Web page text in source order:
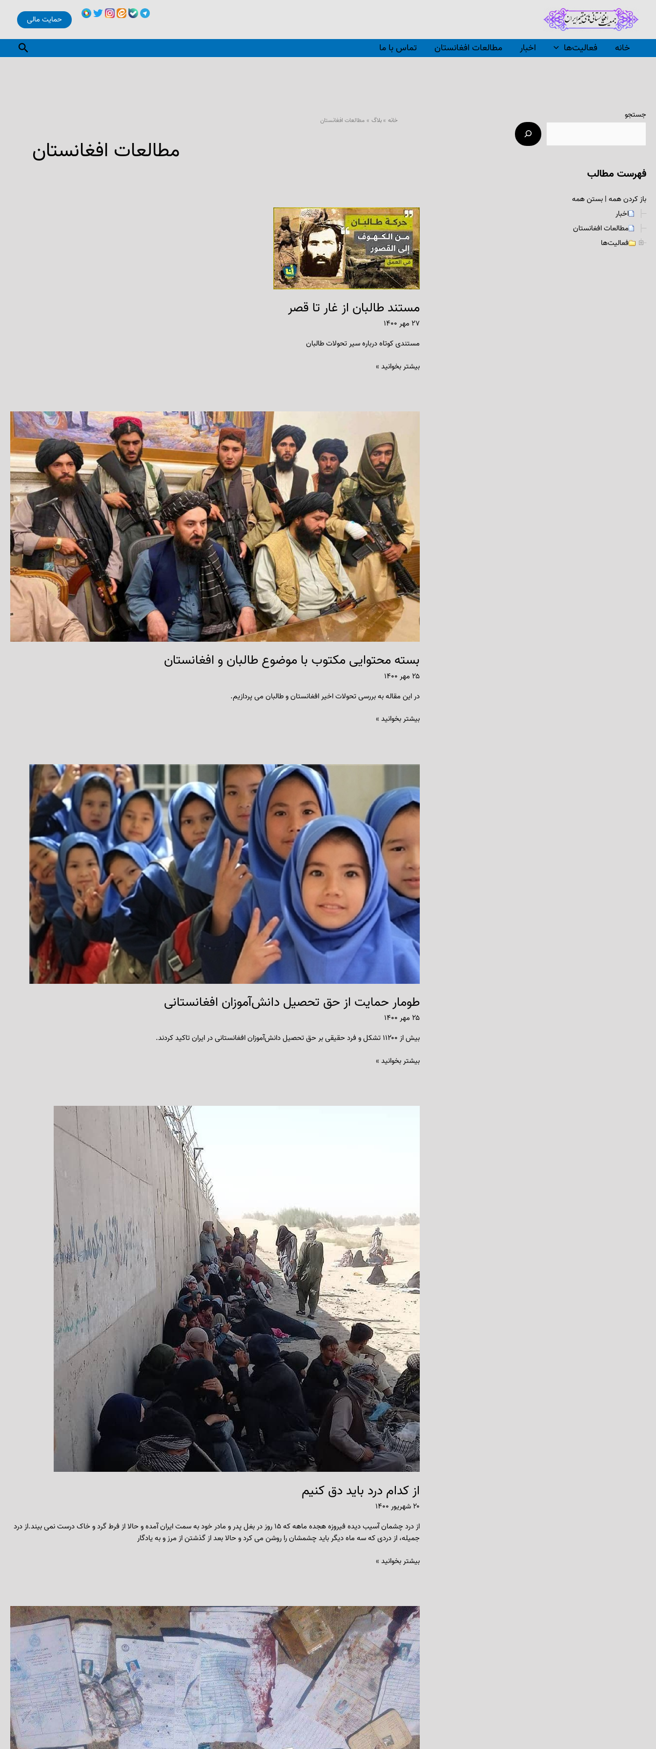
حمایت مالی
خانه فعالیت‌ها اخبار مطالعات افغانستان تماس با ما
جستجو
فهرست مطالب
باز کردن همه | بستن همه
اخبار
مطالعات افغانستان
فعالیت‌ها
خانه بلاگ مطالعات افغانستان
مطالعات افغانستان
مستند طالبان از غار تا قصر
۲۷ مهر ۱۴۰۰
مستندی کوتاه درباره سیر تحولات طالبان
مستند
طالبان
از
غار
تا
قصر
بیشتر بخوانید »
بسته محتوایی مکتوب با موضوع طالبان و افغانستان
۲۵ مهر ۱۴۰۰
در این مقاله به بررسی تحولات اخیر افغانستان و طالبان می پردازیم.
موضوع
طالبان
افغانستان
بیشتر بخوانید »
طومار حمایت از حق تحصیل دانش‌آموزان افغانستانی
۲۵ مهر ۱۴۰۰
بیش از ۱۱۲۰۰ تشکل و فرد حقیقی بر حق تحصیل دانش‌آموزان افغانستانی در ایران تاکید کردند.
از
حق
تحصیل
دانش‌آموزان
افغانستانی
بیشتر بخوانید »
از کدام درد باید دق کنیم
۲۰ شهریور ۱۴۰۰
از درد چشمان آسیب دیده فیروزه هجده ماهه که ۱۵ روز در بغل پدر و مادر خود به سمت ایران آمده و حالا از فرط گرد و خاک درست نمی بیند.از درد
جمیله، از دردی که سه ماه دیگر باید چشمشان را روشن می کرد و حالا بعد از گذشتن از مرز و به یادگار
بیشتر بخوانید »
میدان‌داران
آمریکا
در
افغانستان